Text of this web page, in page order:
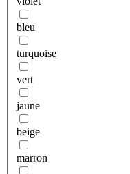
bleu
turquoise
vert
jaune
beige
marron